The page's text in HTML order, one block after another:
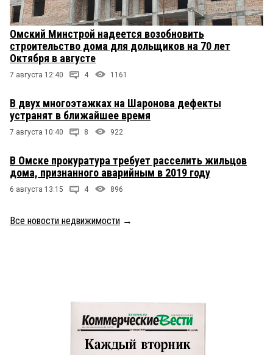
Омский Минстрой надеется возобновить
строительство дома для дольщиков на 70 лет
Октября в августе
7 августа 12:40 4 1161
В двух многоэтажках на Шаронова дефекты
устранят в ближайшее время
7 августа 10:40 8 922
В Омске прокуратура требует расселить жильцов
дома, признанного аварийным в 2019 году
6 августа 13:15 4 896
Все новости недвижимости →